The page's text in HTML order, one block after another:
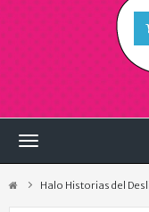
Navegación
Halo Historias del